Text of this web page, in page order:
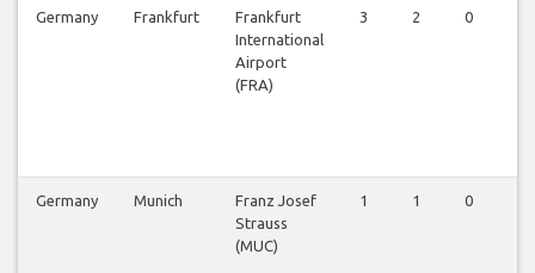
Germany Frankfurt
Frankfurt
International
Airport
(FRA)
3 2 0
Germany Munich
Franz Josef
Strauss
(MUC)
1 1 0